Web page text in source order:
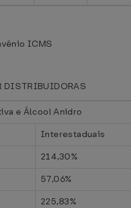
ICMS
DISTRIBUIDORAS
e Álcool Anidro
Interestaduais
214,30%
57,06%
225,83%